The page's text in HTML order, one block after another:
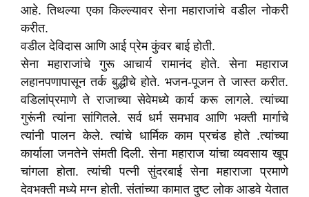
आहे. तिथल्या एका किल्ल्यावर सेना महाराजांचे वडील नोकरी
करीत.
वडील देविदास आणि आई प्रेम कुंवर बाई होती.
सेना महाराजांचे गुरू आचार्य रामानंद होते. सेना महाराज
लहानपणापासून तर्क बुद्धीचे होते. भजन-पूजन ते जास्त करीत.
वडिलांप्रमाणे ते राजाच्या सेवेमध्ये कार्य करू लागले. त्यांच्या
गुरूंनी त्यांना सांगितले. सर्व धर्म समभाव आणि भक्ती मार्गाचे
त्यांनी पालन केले. त्यांचे धार्मिक काम प्रचंड होते .त्यांच्या
कार्याला जनतेने संमती दिली. सेना महाराज यांचा व्यवसाय खूप
चांगला होता. त्यांची पत्नी सुंदरबाई सेना महाराजा प्रमाणे
देवभक्ती मध्ये मग्न होती. संतांच्या कामात दुष्ट लोक आडवे येतात